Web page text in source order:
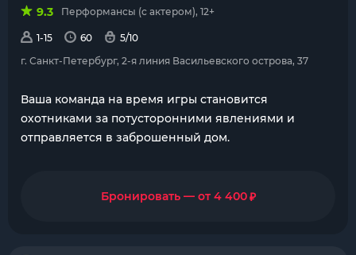
9.3
Перформансы (с актером), 12+
1-15 60
5/10
г. Санкт-Петербург, 2-я линия Васильевского острова, 37
Ваша команда на время игры становится
охотниками за потусторонними явлениями и
отправляется в заброшенный дом.
Бронировать — от 4 400₽